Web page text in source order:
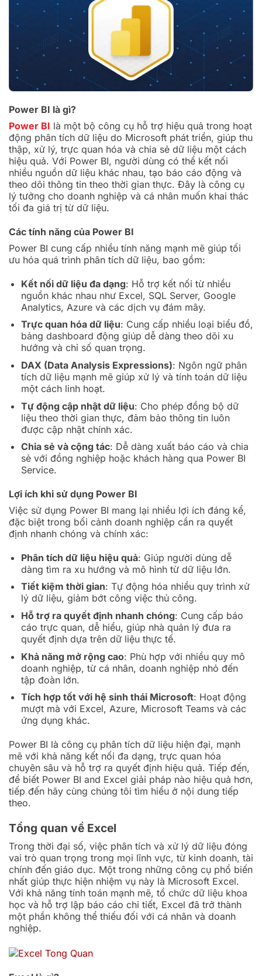
Power BI là gì?
Power BI là một bộ công cụ hỗ trợ hiệu quả trong hoạt
động phân tích dữ liệu do Microsoft phát triển, giúp thu
thập, xử lý, trực quan hóa và chia sẻ dữ liệu một cách
hiệu quả. Với Power BI, người dùng có thể kết nối
nhiều nguồn dữ liệu khác nhau, tạo báo cáo động và
theo dõi thông tin theo thời gian thực. Đây là công cụ
lý tưởng cho doanh nghiệp và cá nhân muốn khai thác
tối đa giá trị từ dữ liệu.
Các tính năng của Power BI
Power BI cung cấp nhiều tính năng mạnh mẽ giúp tối
ưu hóa quá trình phân tích dữ liệu, bao gồm:
Kết nối dữ liệu đa dạng: Hỗ trợ kết nối từ nhiều
nguồn khác nhau như Excel, SQL Server, Google
Analytics, Azure và các dịch vụ đám mây.
Trực quan hóa dữ liệu: Cung cấp nhiều loại biểu đồ,
bảng dashboard động giúp dễ dàng theo dõi xu
hướng và chỉ số quan trọng.
DAX (Data Analysis Expressions): Ngôn ngữ phân
tích dữ liệu mạnh mẽ giúp xử lý và tính toán dữ liệu
một cách linh hoạt.
Tự động cập nhật dữ liệu: Cho phép đồng bộ dữ
liệu theo thời gian thực, đảm bảo thông tin luôn
được cập nhật chính xác.
Chia sẻ và cộng tác: Dễ dàng xuất báo cáo và chia
sẻ với đồng nghiệp hoặc khách hàng qua Power BI
Service.
Lợi ích khi sử dụng Power BI
Việc sử dụng Power BI mang lại nhiều lợi ích đáng kể,
đặc biệt trong bối cảnh doanh nghiệp cần ra quyết
định nhanh chóng và chính xác:
Phân tích dữ liệu hiệu quả: Giúp người dùng dễ
dàng tìm ra xu hướng và mô hình từ dữ liệu lớn.
Tiết kiệm thời gian: Tự động hóa nhiều quy trình xử
lý dữ liệu, giảm bớt công việc thủ công.
Hỗ trợ ra quyết định nhanh chóng: Cung cấp báo
cáo trực quan, dễ hiểu, giúp nhà quản lý đưa ra
quyết định dựa trên dữ liệu thực tế.
Khả năng mở rộng cao: Phù hợp với nhiều quy mô
doanh nghiệp, từ cá nhân, doanh nghiệp nhỏ đến
tập đoàn lớn.
Tích hợp tốt với hệ sinh thái Microsoft: Hoạt động
mượt mà với Excel, Azure, Microsoft Teams và các
ứng dụng khác.
Power BI là công cụ phân tích dữ liệu hiện đại, mạnh
mẽ với khả năng kết nối đa dạng, trực quan hóa
chuyên sâu và hỗ trợ ra quyết định hiệu quả. Tiếp đến,
để biết Power BI and Excel giải pháp nào hiệu quả hơn,
tiếp đến hãy cùng chúng tôi tìm hiểu ở nội dung tiếp
theo.
Tổng quan về Excel
Trong thời đại số, việc phân tích và xử lý dữ liệu đóng
vai trò quan trọng trong mọi lĩnh vực, từ kinh doanh, tài
chính đến giáo dục. Một trong những công cụ phổ biến
nhất giúp thực hiện nhiệm vụ này là Microsoft Excel.
Với khả năng tính toán mạnh mẽ, tổ chức dữ liệu khoa
học và hỗ trợ lập báo cáo chi tiết, Excel đã trở thành
một phần không thể thiếu đối với cá nhân và doanh
nghiệp.